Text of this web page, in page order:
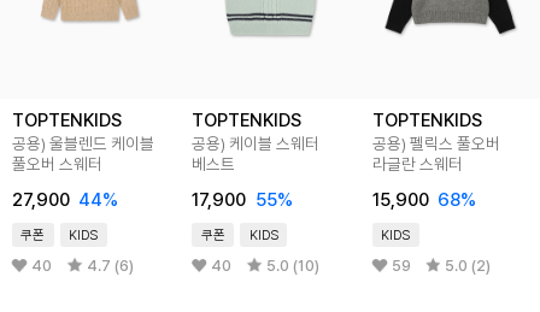
TOPTENKIDS
공용) 울블렌드 케이블
풀오버 스웨터
27,900 44%
쿠폰 KIDS
40 4.7 (6)
TOPTENKIDS
공용) 케이블 스웨터
베스트
17,900 55%
쿠폰 KIDS
40 5.0 (10)
TOPTENKIDS
공용) 펠릭스 풀오버
라글란 스웨터
15,900 68%
KIDS
59 5.0 (2)